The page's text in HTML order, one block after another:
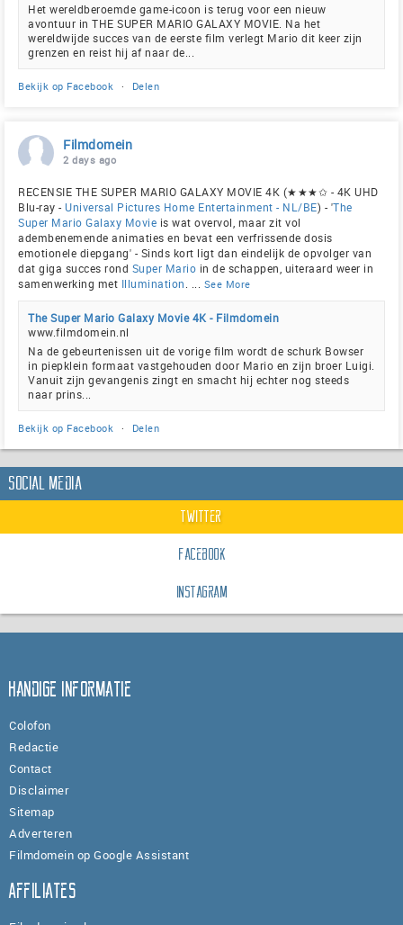
Het wereldberoemde game-icoon is terug voor een nieuw
avontuur in THE SUPER MARIO GALAXY MOVIE. Na het
wereldwijde succes van de eerste film verlegt Mario dit keer zijn
grenzen en reist hij af naar de...
Bekijk op Facebook · Delen
Filmdomein
2 days ago
RECENSIE THE SUPER MARIO GALAXY MOVIE 4K (★★★✩ - 4K UHD
Blu-ray - Universal Pictures Home Entertainment - NL/BE) - 'The
Super Mario Galaxy Movie is wat overvol, maar zit vol
adembenemende animaties en bevat een verfrissende dosis
emotionele diepgang' - Sinds kort ligt dan eindelijk de opvolger van
dat giga succes rond Super Mario in de schappen, uiteraard weer in
samenwerking met Illumination See More
The Super Mario Galaxy Movie 4K - Filmdomein
www.filmdomein.nl
Na de gebeurtenissen uit de vorige film wordt de schurk Bowser
in piepklein formaat vastgehouden door Mario en zijn broer Luigi.
Vanuit zijn gevangenis zingt en smacht hij echter nog steeds
naar prins...
Bekijk op Facebook · Delen
Social Media
Twitter
Facebook
Instagram
Handige informatie
Colofon
Redactie
Contact
Disclaimer
Sitemap
Adverteren
Filmdomein op Google Assistant
Affiliates